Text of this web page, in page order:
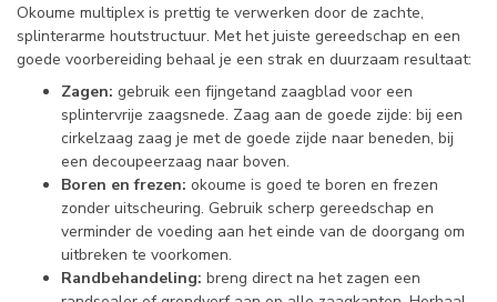
Okoume multiplex is prettig te verwerken door de zachte,
splinterarme houtstructuur. Met het juiste gereedschap en een
goede voorbereiding behaal je een strak en duurzaam resultaat:
Zagen: gebruik een fijngetand zaagblad voor een
splintervrije zaagsnede. Zaag aan de goede zijde: bij een
cirkelzaag zaag je met de goede zijde naar beneden, bij
een decoupeerzaag naar boven.
Boren en frezen: okoume is goed te boren en frezen
zonder uitscheuring. Gebruik scherp gereedschap en
verminder de voeding aan het einde van de doorgang om
uitbreken te voorkomen.
Randbehandeling: breng direct na het zagen een